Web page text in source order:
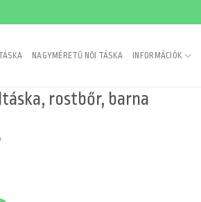
NAGYMÉRETŰ NŐI TÁSKA INFORMÁCIÓK
rostbőr, barna